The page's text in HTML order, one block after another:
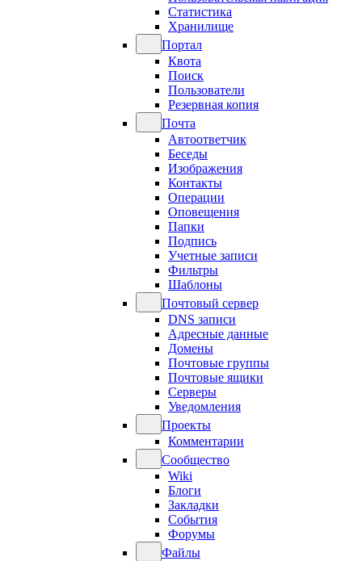
Статистика
Хранилище
Портал
Квота
Поиск
Пользователи
Резервная копия
Почта
Автоответчик
Беседы
Изображения
Контакты
Операции
Оповещения
Папки
Подпись
Учетные записи
Фильтры
Шаблоны
Почтовый сервер
DNS записи
Адресные данные
Домены
Почтовые группы
Почтовые ящики
Серверы
Уведомления
Проекты
Комментарии
Сообщество
Wiki
Блоги
Закладки
События
Форумы
Файлы